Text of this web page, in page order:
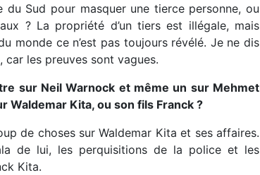
Sud pour masquer une tierce personne, ou
? La propriété d’un tiers est illégale, mais
monde ce n’est pas toujours révélé. Je ne dis
car les preuves sont vagues.
sur Neil Warnock et même un sur Mehmet
Waldemar Kita, ou son fils Franck ?
de choses sur Waldemar Kita et ses affaires.
de lui, les perquisitions de la police et les
Kita.